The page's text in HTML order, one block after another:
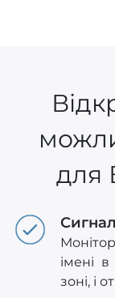
для
імені
зоні, і